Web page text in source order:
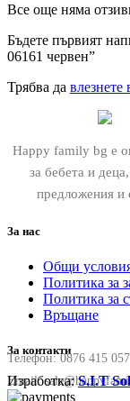
Все още няма
Бъдете първият
06161 червен”
Трябва да влезнете
Happy family bg е
за бебета и
предложения и
За нас
Общи
Политика за
Политика за
Връщане
За контакти
Телефон:0876 415 057
Email:
Изработка:S.I.T